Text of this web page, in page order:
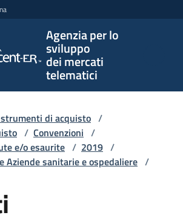
Agenzia per lo
sviluppo
dei mercati
telematici
per lo
sviluppo
telematicidi acquisto /
/ Convenzioni /
e/o esaurite / 2019 /
Aziende sanitarie e ospedaliere /